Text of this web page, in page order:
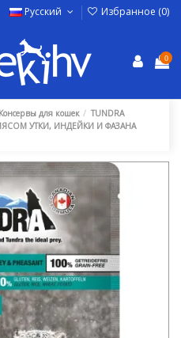
Русский Избранное (0)
0
Консервы для кошек
TUNDRA
УТКИ, ИНДЕЙКИ И ФАЗАНА